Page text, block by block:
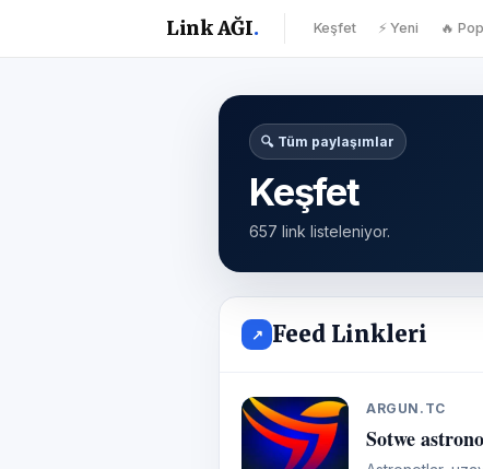
Link AĞI. Keşfet ⚡ Yeni 🔥
🔍 Tüm paylaşımlar
Keşfet
657 link listeleniyor.
↗ Feed Linkleri
A
ARGUN.TC
Sotwe